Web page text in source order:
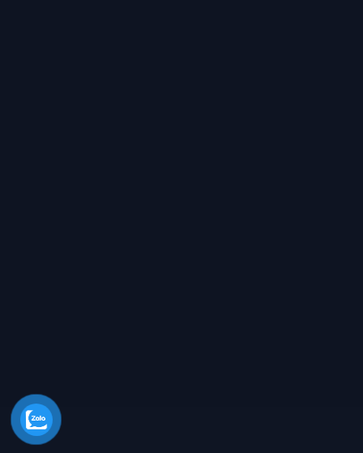
Điện thoại: 0921.856.999
Email: congtyxaydungh2@gmail.com